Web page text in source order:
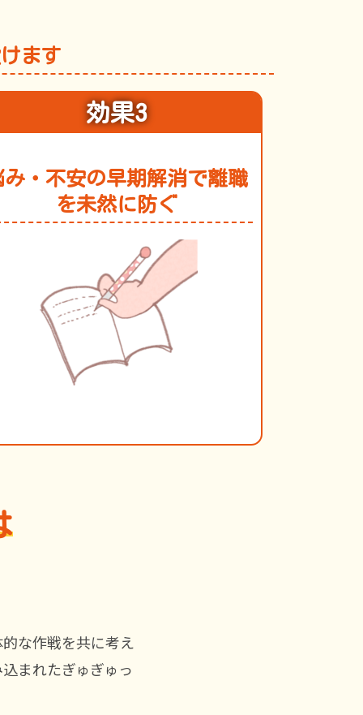
ます
効果3
み・不安の早期解消で離職
を未然に防ぐ
な作戦を共に考え
まれたぎゅぎゅっ